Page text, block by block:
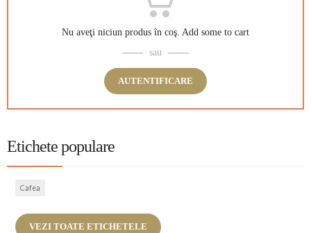
Nu aveţi niciun produs în coş. Add some to cart
sau
AUTENTIFICARE
Etichete populare
Cafea
VEZI TOATE ETICHETELE